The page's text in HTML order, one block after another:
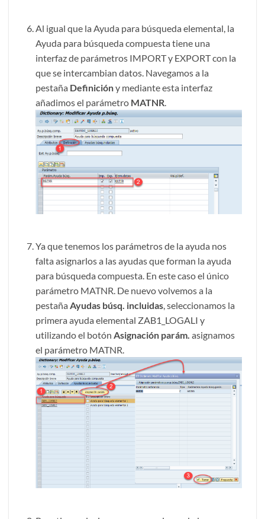
Al igual que la Ayuda para búsqueda elemental, la
Ayuda para búsqueda compuesta tiene una
interfaz de parámetros IMPORT y EXPORT con la
que se intercambian datos. Navegamos a la
pestaña Definicióny mediante esta interfaz
añadimos el parámetro MATNR
Ya que tenemos los parámetros de la ayuda nos
falta asignarlos a las ayudas que forman la ayuda
para búsqueda compuesta. En este caso el único
parámetro MATNR. De nuevo volvemos a la
pestaña Ayudas búsq. incluidas, seleccionamos la
primera ayuda elemental ZAB1_LOGALI y
utilizando el botón Asignación parám. asignamos
el parámetro MATNR.